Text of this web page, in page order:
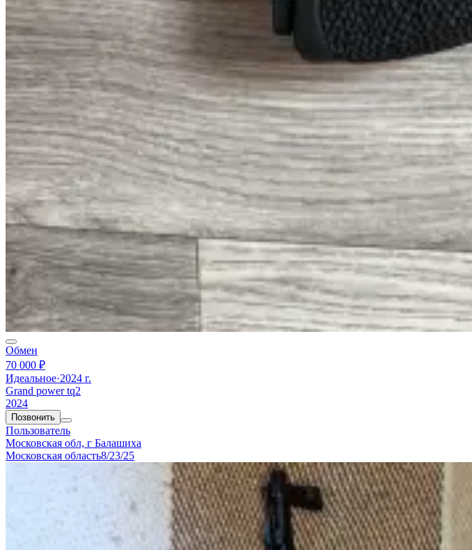
Обмен
70 000 ₽
Идеальное·2024 г.
Grand power tq2
2024
Позвонить
Пользователь
Московская обл, г Балашиха
Московская область8/23/25